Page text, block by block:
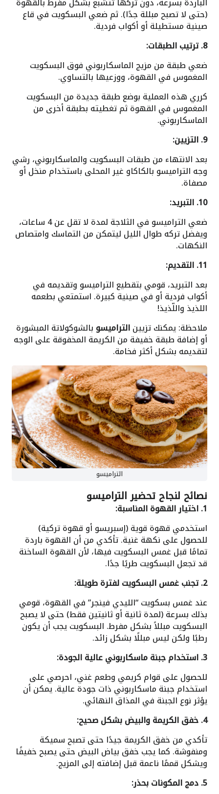
(حتى لا تصبح مبللة جدًا). ثم ضعي البسكويت في قاع
صينية مستطيلة أو أكواب فردية.
8. ترتيب الطبقات:
ضعي طبقة من مزيج الماسكاربوني فوق البسكويت
المغموس في القهوة، ووزعيها بالتساوي.
كرري هذه العملية بوضع طبقة جديدة من البسكويت
المغموس في القهوة ثم تغطيته بطبقة أخرى من
الماسكاربوني.
9. التزيين:
بعد الانتهاء من طبقات البسكويت والماسكاربوني، رشي
وجه التراميسو بالكاكاو غير المحلى باستخدام منخل أو
مصفاة.
10. التبريد:
ضعي التراميسو في الثلاجة لمدة لا تقل عن 4 ساعات،
ويفضل تركه طوال الليل ليتمكن من التماسك وامتصاص
النكهات.
11. التقديم:
بعد التبريد، قومي بتقطيع التراميسو وتقديمه في
أكواب فردية أو في صينية كبيرة. استمتعي بطعمه
اللذيذ واللّذيذ!
ملاحظة: يمكنك تزيينالتراميسو بالشوكولاتة المبشورة
أو إضافة طبقة خفيفة من الكريمة المخفوقة على الوجه
لتقديمه بشكل أكثر فخامة.
التراميسو
نصائح لنجاح تحضير التراميسو
1. اختيار القهوة المناسبة:
استخدمي قهوة قوية (إسبريسو أو قهوة تركية)
للحصول على نكهة غنية. تأكدي من أن القهوة باردة
تمامًا قبل غمس البسكويت فيها، لأن القهوة الساخنة
قد تجعل البسكويت طريًا جدًا.
2. تجنب غمس البسكويت لفترة طويلة:
عند غمس بسكويت “الليدي فينجر” في القهوة، قومي
بذلك بسرعة (لمدة ثانية أو ثانيتين فقط) حتى لا يصبح
البسكويت مبللاً بشكل مفرط. البسكويت يجب أن يكون
رطبًا ولكن ليس مبللًا بشكل زائد.
3. استخدام جبنة ماسكاربوني عالية الجودة:
للحصول على قوام كريمي وطعم غني، احرصي على
استخدام جبنة ماسكاربوني ذات جودة عالية. يمكن أن
يؤثر نوع الجبنة في المذاق النهائي.
4. خفق الكريمة والبيض بشكل صحيح:
تأكدي من خفق الكريمة جيدًا حتى تصبح سميكة
ومنفوشة. كما يجب خفق بياض البيض حتى يصبح خفيفًا
ويشكل قممًا ناعمة قبل إضافته إلى المزيج.
5. دمج المكونات بحذر: